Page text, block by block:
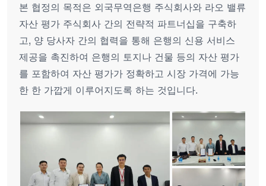
본 협정의 목적은 외국무역은행 주식회사와 라오 밸류
자산 평가 주식회사 간의 전략적 파트너십을 구축하
고, 양 당사자 간의 협력을 통해 은행의 신용 서비스
제공을 촉진하여 은행의 토지나 건물 등의 자산 평가
를 포함하여 자산 평가가 정확하고 시장 가격에 가능
한 한 가깝게 이루어지도록 하는 것입니다.